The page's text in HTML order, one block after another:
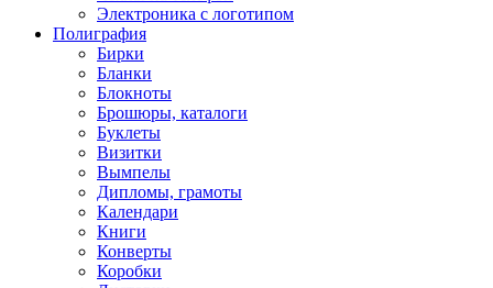
Электроника с логотипом
Полиграфия
Бирки
Бланки
Блокноты
Брошюры, каталоги
Буклеты
Визитки
Вымпелы
Дипломы, грамоты
Календари
Книги
Конверты
Коробки